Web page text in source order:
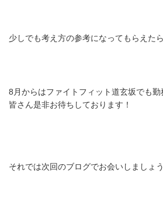
少しでも考え方の参考になってもらえた
8月からはファイトフィット道玄坂でも勤
皆さん是非お待ちしております！
それでは次回のブログでお会いしましょう